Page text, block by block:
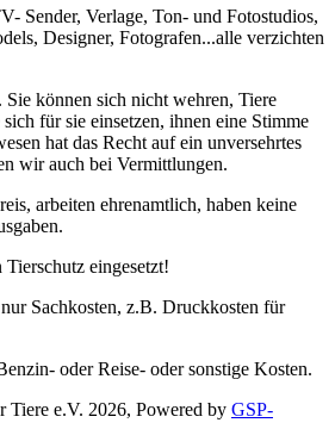
Sender, Verlage, Ton- und Fotostudios,
Designer, Fotografen...alle verzichten
können sich nicht wehren, Tiere
für sie einsetzen, ihnen eine Stimme
hat das Recht auf ein unversehrtes
wir auch bei Vermittlungen.
arbeiten ehrenamtlich, haben keine
eingesetzt!
Sachkosten, z.B. Druckkosten für
oder Reise- oder sonstige Kosten.
e.V. 2026, Powered by GSP-